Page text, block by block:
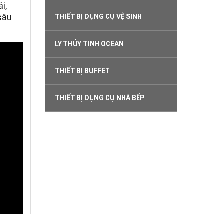
THIẾT BỊ DỤNG CỤ VỆ SINH
LY THỦY TINH OCEAN
THIẾT BỊ BUFFET
THIẾT BỊ DỤNG CỤ NHÀ BẾP